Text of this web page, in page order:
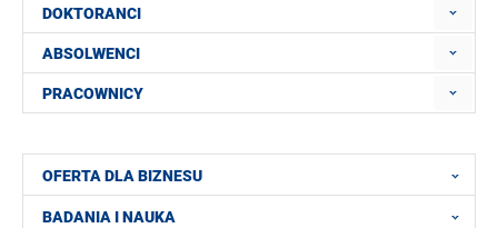
DOKTORANCI
ABSOLWENCI
PRACOWNICY
OFERTA DLA BIZNESU
BADANIA I NAUKA